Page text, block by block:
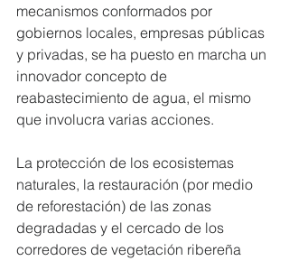
mecanismos conformados por
gobiernos locales, empresas públicas
y privadas, se ha puesto en marcha un
innovador concepto de
reabastecimiento de agua, el mismo
que involucra varias acciones.
La protección de los ecosistemas
naturales, la restauración (por medio
de reforestación) de las zonas
degradadas y el cercado de los
corredores de vegetación ribereña